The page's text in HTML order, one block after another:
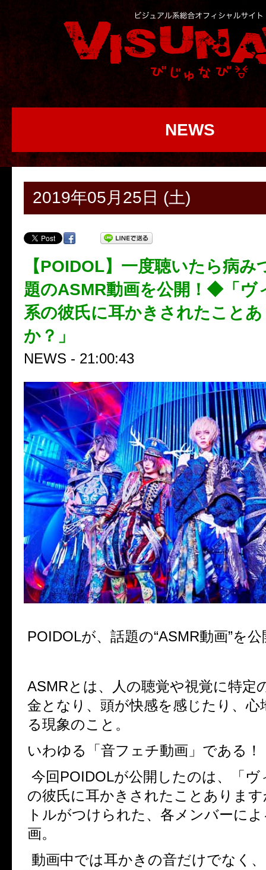
NEWS
2019年05月25日 (土)
【POIDOL】一度聴いたら病み
題のASMR動画を公開！◆「ヴ
系の彼氏に耳かきされたこと
か？」
NEWS - 21:00:43
POIDOLが、 話題の“ASMR動画”を公
ASMRとは、人の聴覚や視覚に特定
金となり、頭が快感を感じたり、心
る現象のこと。
いわゆる「音フェチ動画」である！
今回 POIDOLが公開したのは、
「
の彼氏に耳かきされたことありま
トルがつけられた、各メンバーに
画。
動画中では耳かきの音だけでなく